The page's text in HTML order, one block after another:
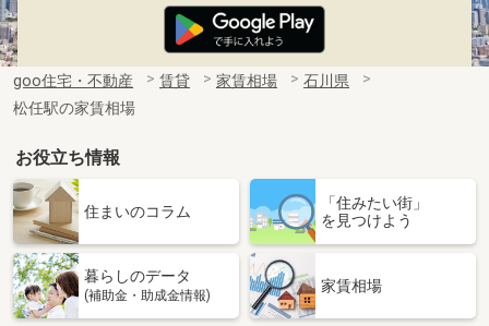
goo住宅・不動産 賃貸 家賃相場
石川県
松任駅の家賃相場
お役立ち情報
住まいのコラム
「住みたい街」
を見つけよう
暮らしのデータ
(補助金・助成金情報)
家賃相場